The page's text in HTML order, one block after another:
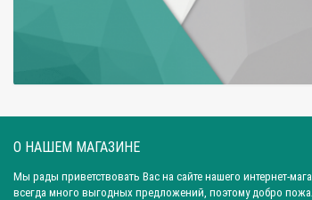
О НАШЕМ МАГАЗИНЕ
Мы рады приветствовать Вас на сайте нашего интернет-
всегда много выгодных предложений, поэтому добро